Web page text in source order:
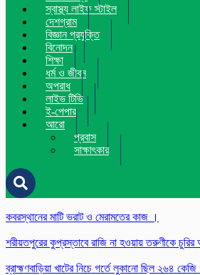
স্বাস্থ্য লাইফ স্টাইল
দেশগ্রাম
বিজ্ঞান প্রযুক্তি
বিনোদন
শিক্ষা
ধর্ম ও জীবন
অপরাধ
লাইভ টিভি
ই-পেপার
আরো
প্রবাস
সাক্ষাৎকার
কবরস্থানের মাটি ভরাট ও মেরামতের কাজ ।
শরীয়তপুরের কুপ্রস্তাবে রাজি না হওয়ায় তরুণীকে চুরির
ব্রাহ্মণবাড়িয়া খাটের নিচে গর্তে লুকানো ছিল ২৬৪